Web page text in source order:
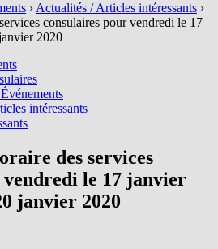
› Actualités / Articles intéressants ›
consulaires pour vendredi le 17
2020
intéressants
des services
le 17 janvier
janvier 2020